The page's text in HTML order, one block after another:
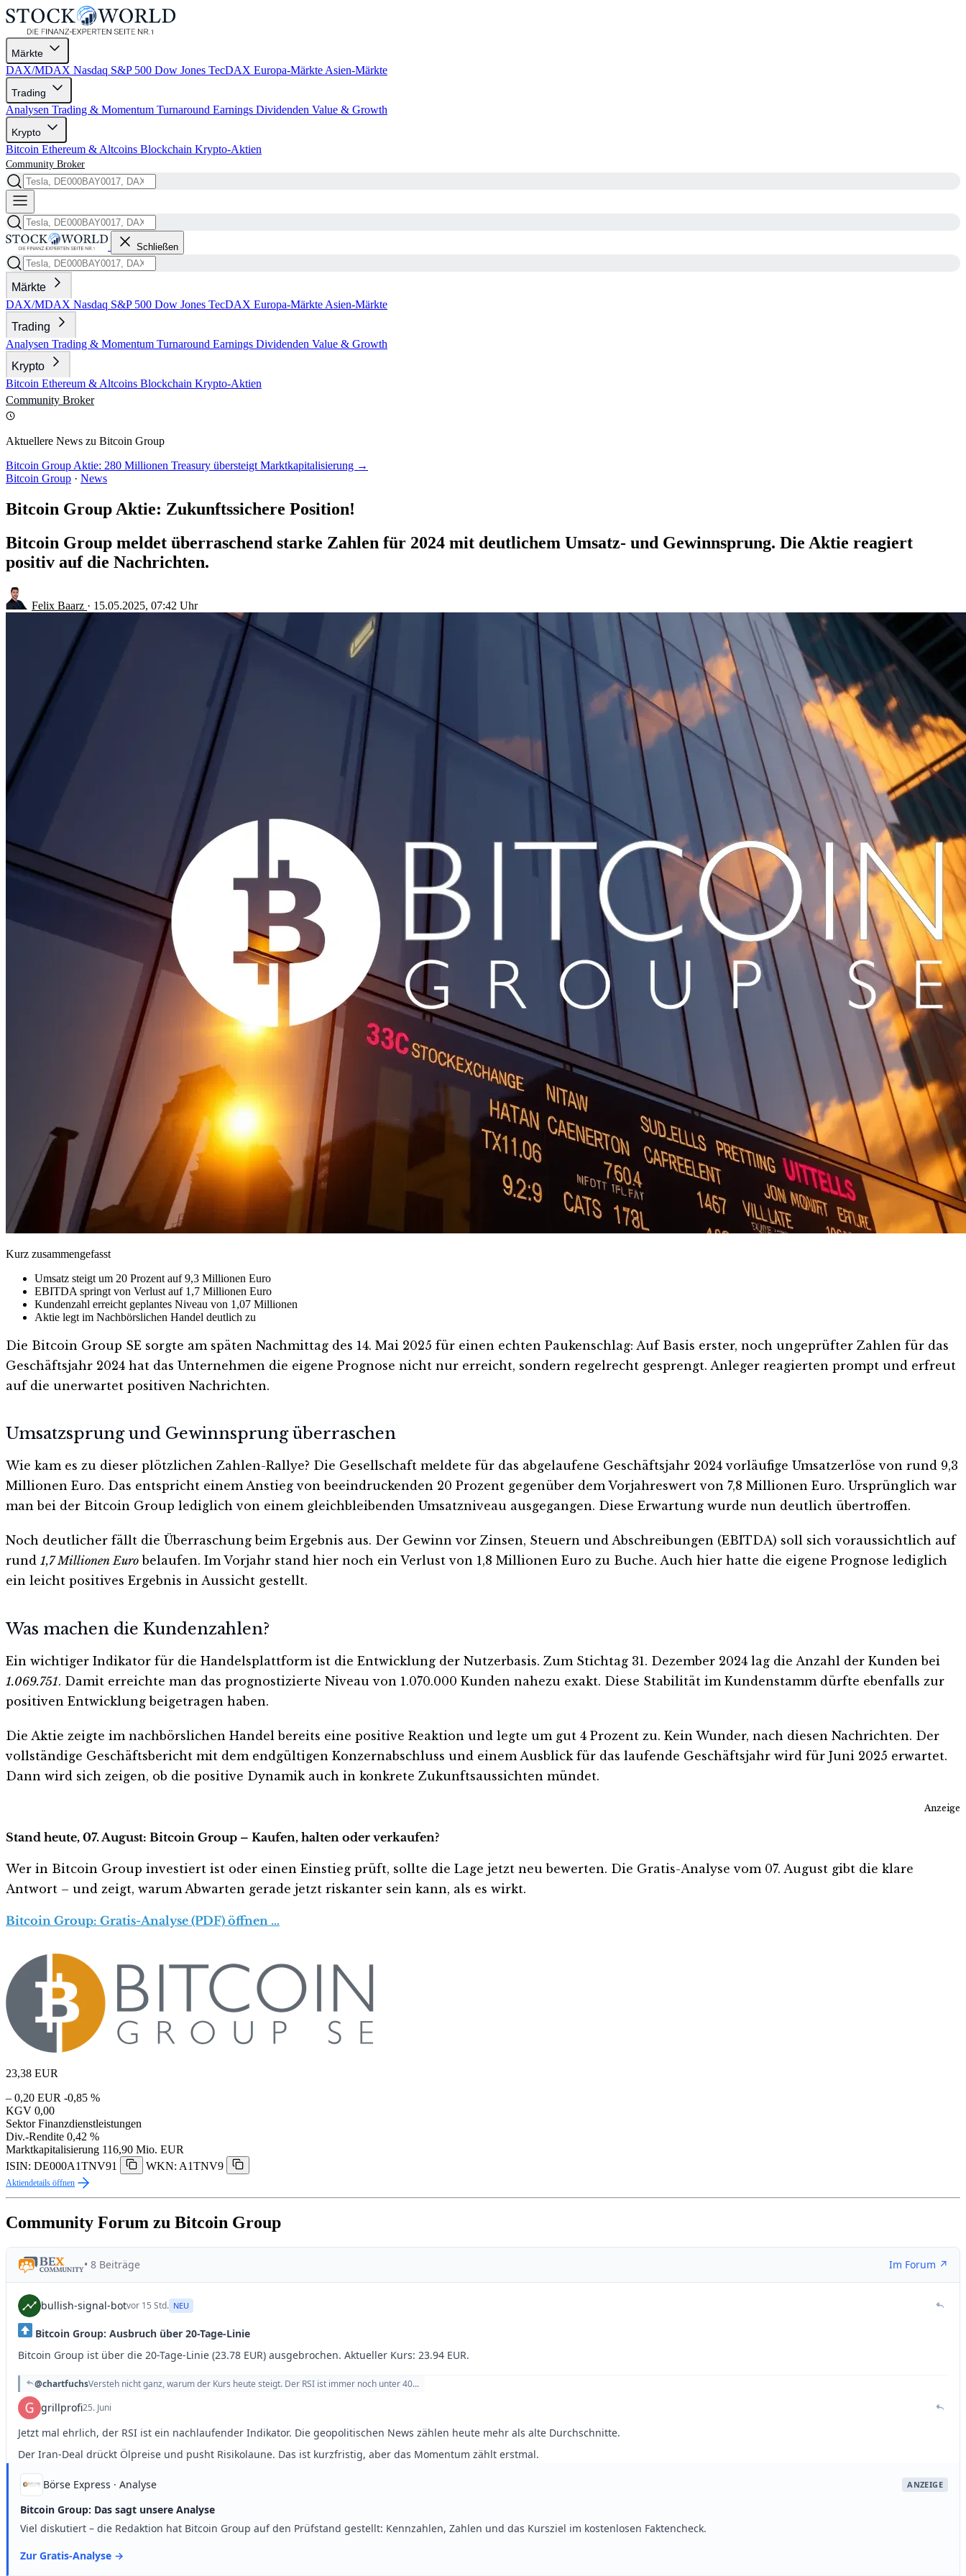
Märkte
DAX/MDAX Nasdaq S&P 500 Dow Jones TecDAX Europa-Märkte Asien-Märkte
Trading
Analysen Trading & Momentum Turnaround Earnings Dividenden Value & Growth
Krypto
Bitcoin Ethereum & Altcoins Blockchain Krypto-Aktien
Community Broker
Schließen
Märkte
DAX/MDAX Nasdaq S&P 500 Dow Jones TecDAX Europa-Märkte Asien-Märkte
Trading
Analysen Trading & Momentum Turnaround Earnings Dividenden Value & Growth
Krypto
Bitcoin Ethereum & Altcoins Blockchain Krypto-Aktien
Community Broker
Aktuellere News zu Bitcoin Group
Bitcoin Group Aktie: 280 Millionen Treasury übersteigt Marktkapitalisierung →
Bitcoin Group · News
Bitcoin Group Aktie: Zukunftssichere Position!
Bitcoin Group meldet überraschend starke Zahlen für 2024 mit deutlichem Umsatz- und Gewinnsprung. Die Aktie reagiert
positiv auf die Nachrichten.
Felix Baarz · 15.05.2025, 07:42 Uhr
Kurz zusammengefasst
Umsatz steigt um 20 Prozent auf 9,3 Millionen Euro
EBITDA springt von Verlust auf 1,7 Millionen Euro
Kundenzahl erreicht geplantes Niveau von 1,07 Millionen
Aktie legt im Nachbörslichen Handel deutlich zu
Die Bitcoin Group SE sorgte am späten Nachmittag des 14. Mai 2025 für einen echten Paukenschlag: Auf Basis erster, noch ungeprüfter Zahlen für das
Geschäftsjahr 2024 hat das Unternehmen die eigene Prognose nicht nur erreicht, sondern regelrecht gesprengt. Anleger reagierten prompt und erfreut
auf die unerwartet positiven Nachrichten.
Umsatzsprung und Gewinnsprung überraschen
Wie kam es zu dieser plötzlichen Zahlen-Rallye? Die Gesellschaft meldete für das abgelaufene Geschäftsjahr 2024 vorläufige Umsatzerlöse von rund 9,3
Millionen Euro. Das entspricht einem Anstieg von beeindruckenden 20 Prozent gegenüber dem Vorjahreswert von 7,8 Millionen Euro. Ursprünglich war
man bei der Bitcoin Group lediglich von einem gleichbleibenden Umsatzniveau ausgegangen. Diese Erwartung wurde nun deutlich übertroffen.
Noch deutlicher fällt die Überraschung beim Ergebnis aus. Der Gewinn vor Zinsen, Steuern und Abschreibungen (EBITDA) soll sich voraussichtlich auf
rund 1,7 Millionen Euro belaufen. Im Vorjahr stand hier noch ein Verlust von 1,8 Millionen Euro zu Buche. Auch hier hatte die eigene Prognose lediglich
ein leicht positives Ergebnis in Aussicht gestellt.
Was machen die Kundenzahlen?
Ein wichtiger Indikator für die Handelsplattform ist die Entwicklung der Nutzerbasis. Zum Stichtag 31. Dezember 2024 lag die Anzahl der Kunden bei
1.069.751. Damit erreichte man das prognostizierte Niveau von 1.070.000 Kunden nahezu exakt. Diese Stabilität im Kundenstamm dürfte ebenfalls zur
positiven Entwicklung beigetragen haben.
Die Aktie zeigte im nachbörslichen Handel bereits eine positive Reaktion und legte um gut 4 Prozent zu. Kein Wunder, nach diesen Nachrichten. Der
vollständige Geschäftsbericht mit dem endgültigen Konzernabschluss und einem Ausblick für das laufende Geschäftsjahr wird für Juni 2025 erwartet.
Dann wird sich zeigen, ob die positive Dynamik auch in konkrete Zukunftsaussichten mündet.
Anzeige
Stand heute, 07. August: Bitcoin Group – Kaufen, halten oder verkaufen?
Wer in Bitcoin Group investiert ist oder einen Einstieg prüft, sollte die Lage jetzt neu bewerten. Die Gratis-Analyse vom 07. August gibt die klare
Antwort – und zeigt, warum Abwarten gerade jetzt riskanter sein kann, als es wirkt.
Bitcoin Group: Gratis-Analyse (PDF) öffnen …
23,38 EUR
– 0,20 EUR -0,85 %
KGV 0,00
Sektor Finanzdienstleistungen
Div.-Rendite 0,42 %
Marktkapitalisierung 116,90 Mio. EUR
ISIN: DE000A1TNV91
WKN: A1TNV9
Aktiendetails öffnen
Community Forum zu Bitcoin Group